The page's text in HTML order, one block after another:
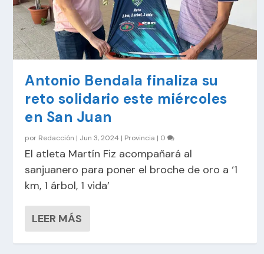
Antonio Bendala finaliza su
reto solidario este miércoles
en San Juan
por Redacción | Jun 3, 2024 | Provincia | 0
El atleta Martín Fiz acompañará al
sanjuanero para poner el broche de oro a ‘1
km, 1 árbol, 1 vida’
LEER MÁS